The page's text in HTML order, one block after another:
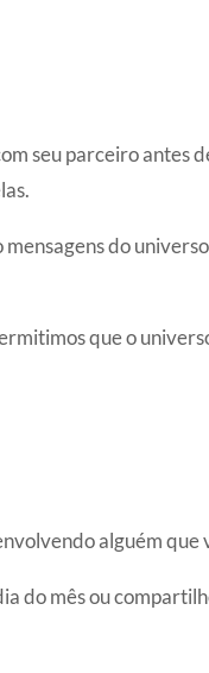
seu parceiro antes
mensagens do
que o
alguém que
do mês ou